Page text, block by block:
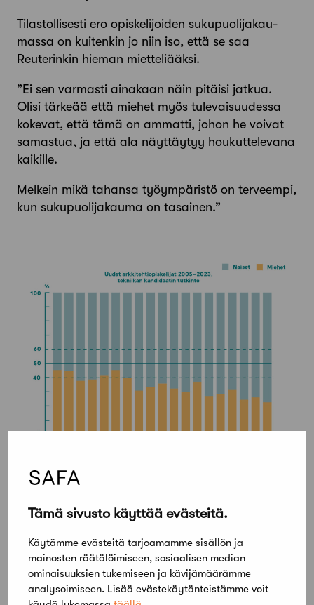
Tämä sivusto käyttää evästeitä.
Käytämme evästeitä tarjoamamme sisällön ja
mainosten räätälöimiseen, sosiaalisen median
ominaisuuksien tukemiseen ja kävijämäärämme
analysoimiseen. Lisää evästekäytänteistämme voit
Tilastollisesti ero opiskelijoiden sukupuoli­jakau­
massa on kuitenkin jo niin iso, että se saa
Reuterinkin hieman mietteliääksi.
”Ei sen varmasti ainakaan näin pitäisi jatkua.
Olisi tärkeää että miehet myös tulevaisuudessa
kokevat, että tämä on ammatti, johon he voivat
samastua, ja että ala näyttäytyy houkuttelevana
kaikille.
Melkein mikä tahansa työympäristö on terveempi,
kun sukupuolijakauma on tasainen.”
Miesenemmistöstä tasa-alaksi
Jos arkkitehtuuri pitkään olikin ala, jolla miehiä ja
naisia opiskelee suunnilleen yhtä paljon, aina
näin ei ole ollut.